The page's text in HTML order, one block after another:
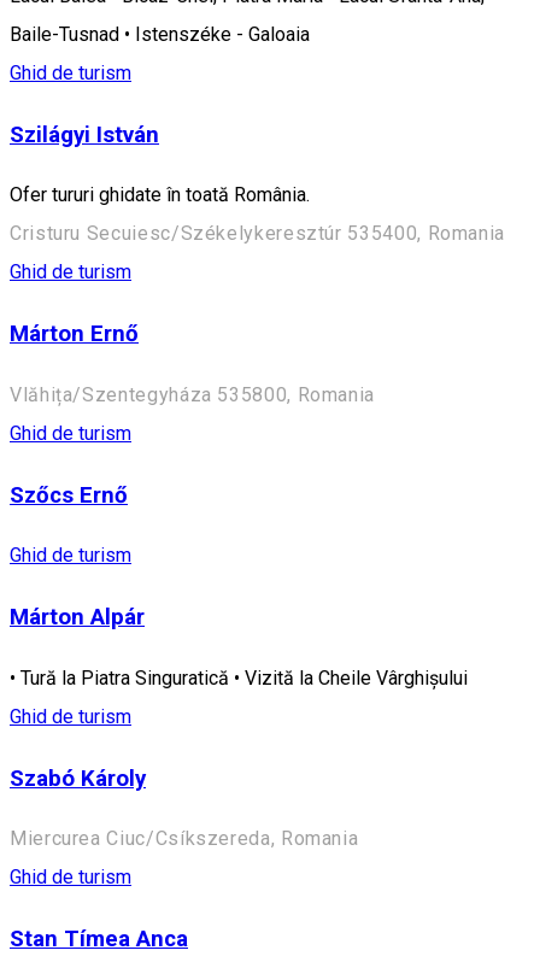
Baile-Tusnad • Istenszéke - Galoaia
Ghid de turism
Szilágyi István
Ofer tururi ghidate în toată România.
Cristuru Secuiesc/Székelykeresztúr 535400, Romania
Ghid de turism
Márton Ernő
Vlăhița/Szentegyháza 535800, Romania
Ghid de turism
Szőcs Ernő
Ghid de turism
Márton Alpár
• Tură la Piatra Singuratică • Vizită la Cheile Vârghișului
Ghid de turism
Szabó Károly
Miercurea Ciuc/Csíkszereda, Romania
Ghid de turism
Stan Tímea Anca